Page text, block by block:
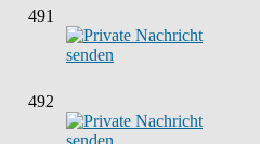
491
492